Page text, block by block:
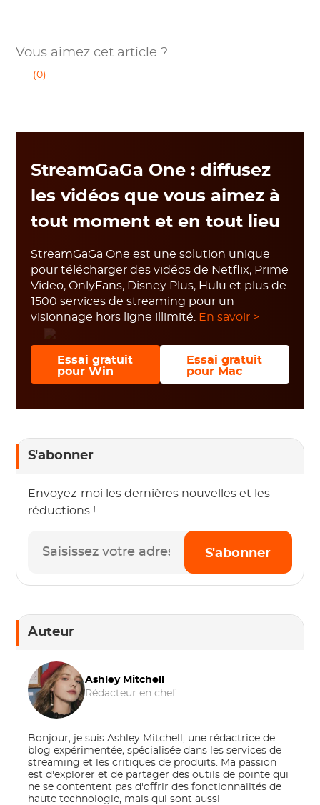
Vous aimez cet article ?
(0)
StreamGaGa One : diffusez
les vidéos que vous aimez à
tout moment et en tout lieu
StreamGaGa One est une solution unique
pour télécharger des vidéos de Netflix, Prime
Video, OnlyFans, Disney Plus, Hulu et plus de
1500 services de streaming pour un
visionnage hors ligne illimité.
En savoir >
Essai gratuit
pour Win
Essai gratuit
pour Mac
S'abonner
Envoyez-moi les dernières nouvelles et les
réductions !
S'abonner
Auteur
Ashley Mitchell
Rédacteur en chef
Bonjour, je suis Ashley Mitchell, une rédactrice de
blog expérimentée, spécialisée dans les services de
streaming et les critiques de produits. Ma passion
est d'explorer et de partager des outils de pointe qui
ne se contentent pas d'offrir des fonctionnalités de
haute technologie, mais qui sont aussi